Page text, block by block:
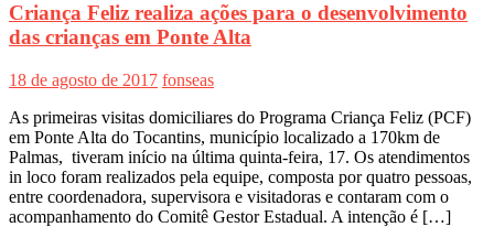
Criança Feliz realiza ações para o desenvolvimento
das crianças em Ponte Alta
18 de agosto de 2017 fonseas
As primeiras visitas domiciliares do Programa Criança Feliz (PCF)
em Ponte Alta do Tocantins, município localizado a 170km de
Palmas, tiveram início na última quinta-feira, 17. Os atendimentos
in loco foram realizados pela equipe, composta por quatro pessoas,
entre coordenadora, supervisora e visitadoras e contaram com o
acompanhamento do Comitê Gestor Estadual. A intenção é […]